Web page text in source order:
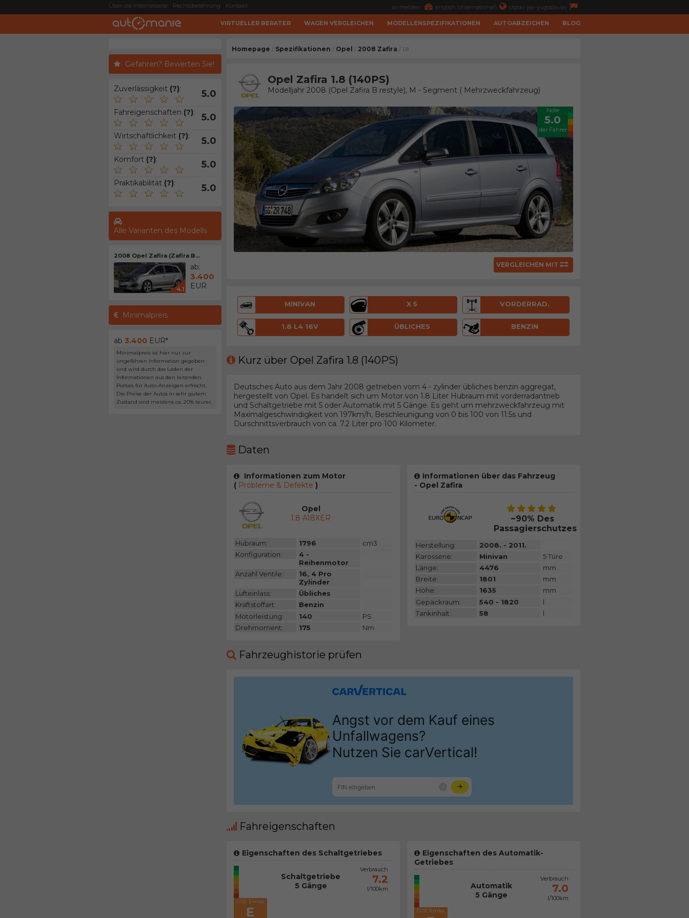
Über die Internetseite Rechtsbelehrung Kontakt anmelden english (international) srpski (ex-yugoslavia)
VIRTUELLER BERATER WAGEN VERGLEICHEN MODELLENSPEZIFIKATIONEN AUTOABZEICHEN BLOG
Gefahren? Bewerten Sie!
Zuverlässigkeit (?): 5.0
Fahreigenschaften (?): 5.0
Wirtschaftlichkeit (?): 5.0
Komfort (?): 5.0
Praktikabilität (?): 5.0
Alle Varianten des Modells
2008 Opel Zafira (Zafira B...
4.1
ab:
3.400
EUR
Minimalpreis
ab 3.400 EUR*
Minimalpreis ist hier nur zur
ungefähren Information gegeben
und wird durch das Laden der
Informationen aus den leitenden
Portals für Auto-Anzeigen erfrischt.
Die Preise der Autos in sehr gutem
Zustand sind meistens ca. 20% teurer.
Homepage / Spezifikationen / Opel / 2008 Zafira / 1.8
Opel Zafira 1.8 (140PS)
Modelljahr 2008 (Opel Zafira B restyle), M - Segment ( Mehrzweckfahrzeug)
Note
5.0
der Fahrer
VERGLEICHEN MIT
MINIVAN X 5 VORDERRAD.
1.8 L4 16V ÜBLICHES BENZIN
Kurz über Opel Zafira 1.8 (140PS)
Deutsches Auto aus dem Jahr 2008 getrieben vom 4 - zylinder übliches benzin aggregat,
hergestellt von Opel. Es handelt sich um Motor von 1.8 Liter Hubraum mit vorderradantrieb
und Schaltgetriebe mit 5 oder Automatik mit 5 Gänge. Es geht um mehrzweckfahrzeug mit
Maximalgeschwindigkeit von 197km/h, Beschleunigung von 0 bis 100 von 11.5s und
Durschnittsverbrauch von ca. 7.2 Liter pro 100 Kilometer.
Daten
Informationen zum Motor
(Probleme & Defekte )
Opel
1.8 A18XER
Hubraum: 1796
cm3
Konfiguration:
4 -
Reihenmotor
Anzahl Ventile:
16, 4 Pro
Zylinder
Lufteinlass:
Übliches
Kraftstoffart:
Benzin
Motorleistung:
140
PS
Drehmoment:
175 Nm
Informationen über das Fahrzeug
- Opel Zafira
~90% Des
Passagierschutzes
Herstellung:
2008. - 2011.
Karosserie:
Minivan
5 Türe
Länge:
4476
mm
Breite:
1801
mm
Höhe:
1635
mm
Gepäckraum:
540 - 1820
l
Tankinhalt:
58 l
Fahrzeughistorie prüfen
Fahreigenschaften
Eigenschaften des Schaltgetriebes
CO2 Emiss.
E
Schaltgetriebe
5 Gänge
Verbrauch
7.2
l/100km
Eigenschaften des Automatik-
Getriebes
CO2 Emiss.
Automatik
5 Gänge
Verbrauch
7.0
l/100km